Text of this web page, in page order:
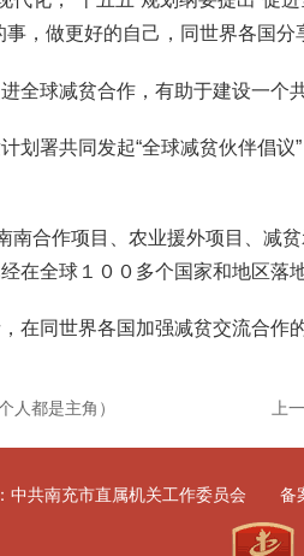
，做更好的自己，同世界各国
球减贫合作，有助于建设一个
署共同发起“全球减贫伙伴倡议
合作项目、农业援外项目、减
在全球１００多个国家和地区落地
同世界各国加强减贫交流合作
人都是主角） 上
中共南充市直属机关工作委员会 备